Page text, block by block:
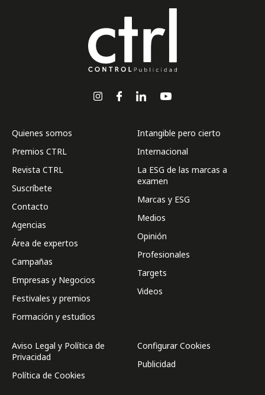
Quienes somos
Premios CTRL
Revista CTRL
Suscríbete
Contacto
Agencias
Área de expertos
Campañas
Empresas y Negocios
Festivales y premios
Formación y estudios
Intangible pero cierto
Internacional
La ESG de las marcas a
examen
Marcas y ESG
Medios
Opinión
Profesionales
Targets
Videos
Aviso Legal y Política de
Privacidad
Política de Cookies
Configurar Cookies
Publicidad